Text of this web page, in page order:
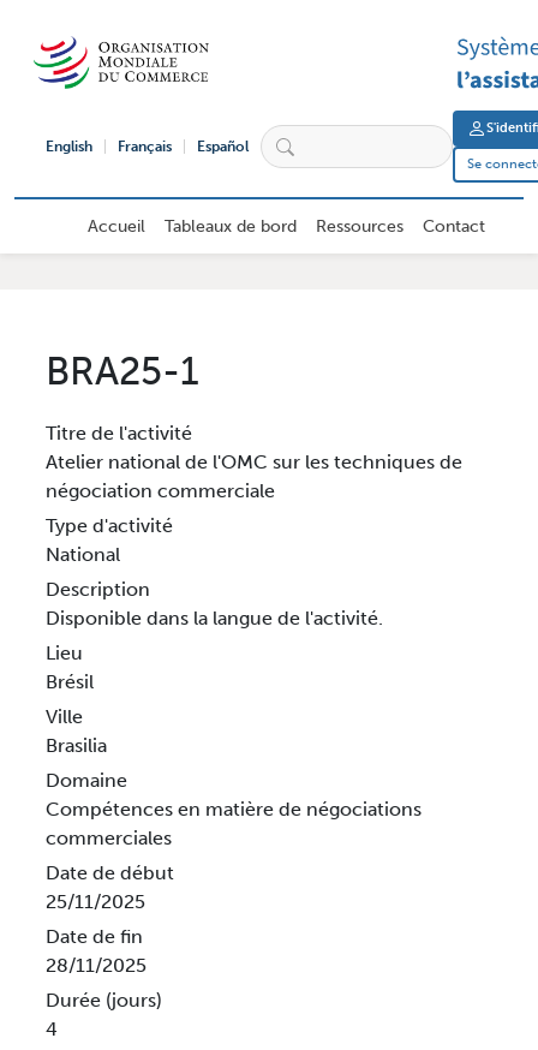
English Français Español
User
Se
Navigation principale d'utilisateur
Accueil Tableaux de bord Ressources Contact
BRA25-1
Titre de l'activité
Atelier national de l'OMC sur les techniques de
négociation commerciale
Type d'activité
National
Description
Disponible dans la langue de l'activité.
Lieu
Brésil
Ville
Brasilia
Domaine
Compétences en matière de négociations
commerciales
Date de début
25/11/2025
Date de fin
28/11/2025
Durée (jours)
4